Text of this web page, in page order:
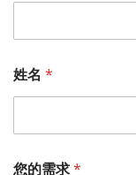
姓名 *
您的需求*